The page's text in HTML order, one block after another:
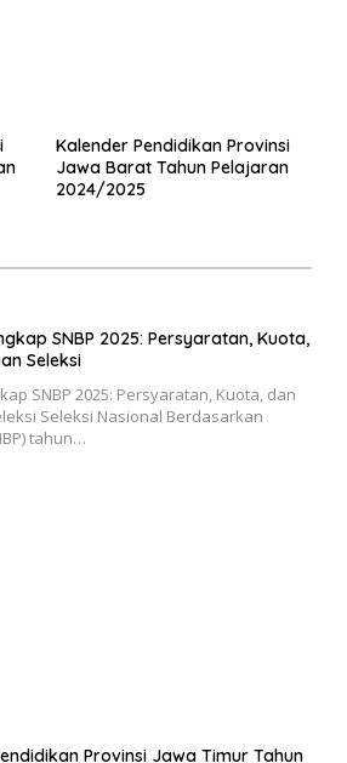
Kalender Pendidikan Provinsi
Jawa Barat Tahun Pelajaran
2024/2025
SNBP 2025: Persyaratan, Kuota,
Seleksi
SNBP 2025: Persyaratan, Kuota, dan
Seleksi Nasional Berdasarkan
tahun…
Provinsi Jawa Timur Tahun